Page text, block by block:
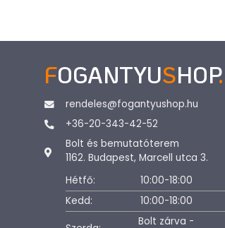
FOGANTYUSHOP.
rendeles@fogantyushop.hu
+36-20-343-42-52
Bolt és bemutatóterem
1162. Budapest, Marcell utca 3.
Hétfő:
10:00-18:00
Kedd:
10:00-18:00
Bolt zárva -